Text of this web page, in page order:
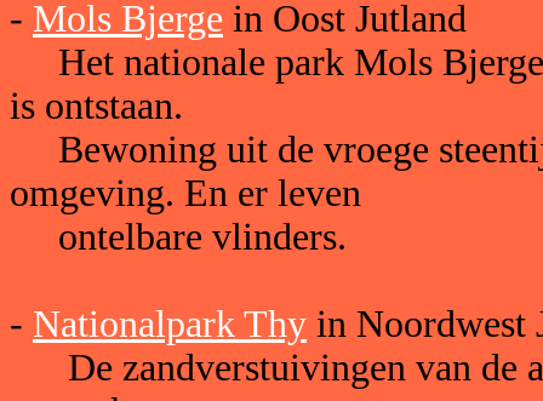
- Mols Bjerge in Oost Jutland
Het nationale park Mols
is ontstaan.
Bewoning uit de vroege
omgeving. En er leven
ontelbare vlinders.
- Nationalpark Thy in Noordwest
De zandverstuivingen van de